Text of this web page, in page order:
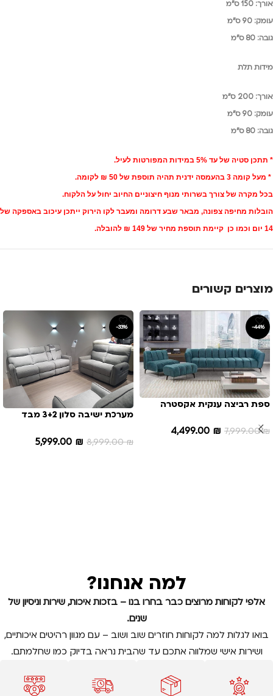
אורך: 150 ס"מ
עומק: 90 ס"מ
גובה: 80 ס"מ
מידות תלת
אורך: 200 ס"מ
עומק: 90 ס"מ
גובה: 80 ס"מ
* תתכן סטיה של עד 5% במידות המפורטות לעיל.
* מעל קומה 3 בהעמסה ידנית תהיה תוספת של 50 ₪ לקומה.
בכל מקרה של צורך בשרותי מנוף חיצוניים החיוב יחול על הלקוח.
הובלות מחיפה צפונה, מבאר שבע דרומה ומעבר לקו הירוק ייתכן עיכוב באספקה של
14 יום וכמו כן קיימת תוספת מחיר של 149 ₪ להובלה.
מוצרים קשורים
-44%
ספת רביצה ענקית אקסטרה
7,999.00₪
4,499.00 ₪
-33%
מערכת ישיבה סלון 3+2 מבד
8,999.00₪
5,999.00 ₪
למה אנחנו?
אלפי לקוחות מרוצים כבר בחרו בנו – בזכות איכות, שירות וניסיון של
שנים.
בואו לגלות למה לקוחות חוזרים שוב ושוב – עם מגוון רהיטים איכותיים,
ושירות אישי שמלווה אתכם עד שהבית נראה בדיוק כמו שחלמתם.